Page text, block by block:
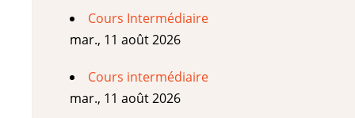
Cours Intermédiaire
mar., 11 août 2026
Cours intermédiaire
mar., 11 août 2026